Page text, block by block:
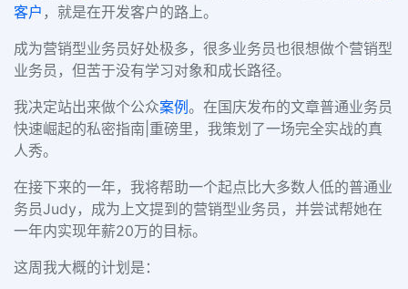
客户 ，就是在开发客户的路上。
成为营销型业务员好处极多，很多业务员也很想做个营销型
业务员，但苦于没有学习对象和成长路径。
我决定站出来做个公众案例 。在国庆发布的文章普通业务员
快速崛起的私密指南|重磅里，我策划了一场完全实战的真
人秀。
在接下来的一年，我将帮助一个起点比大多数人低的普通业
务员Judy，成为上文提到的营销型业务员，并尝试帮她在
一年内实现年薪20万的目标。
这周我大概的计划是：